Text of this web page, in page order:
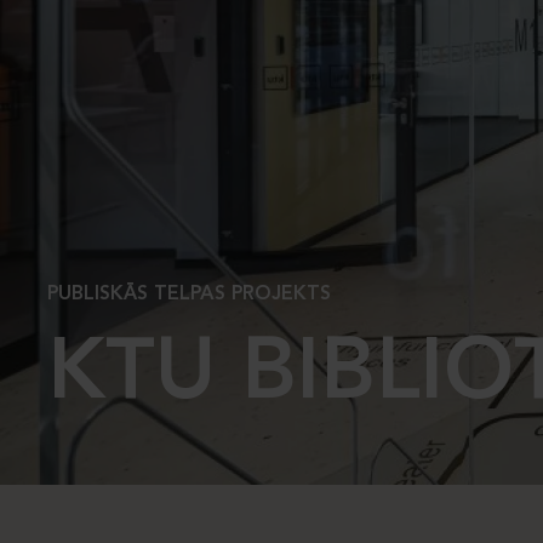
PUBLISKĀS TELPAS PROJEKTS
KTU